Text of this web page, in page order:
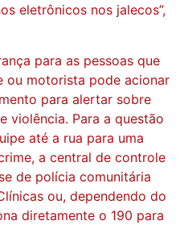
eletrônicos nos jalecos”,
para as pessoas que
ou motorista pode acionar
para alertar sobre
violência. Para a questão
até a rua para uma
a central de controle
de polícia comunitária
ou, dependendo do
diretamente o 190 para